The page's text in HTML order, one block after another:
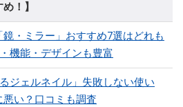
！】
鏡・ミラー」おすすめ7選はどれも
機能・デザインも豊富
ジェルネイル」失敗しない使い
い？口コミも調査